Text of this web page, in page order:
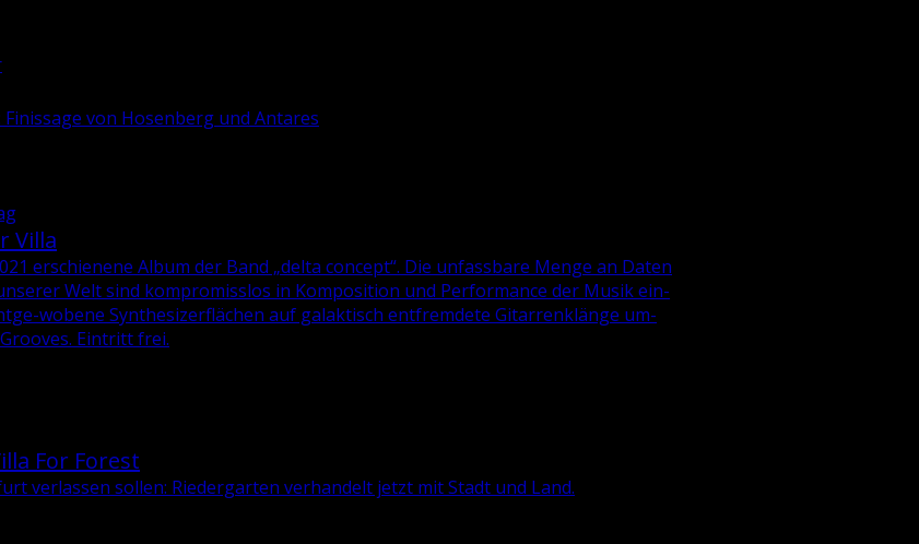
von Hosenberg und Antares
Villa
er­schie­ne­ne Album der Band „delta con­cept“. Die un­fass­ba­re Menge an Daten
Welt sind kom­pro­miss­los in Kom­po­si­ti­on und Per­for­mance der Musik ein­
wo­be­ne Syn­the­si­zer­flä­chen auf ga­lak­tisch ent­frem­de­te Gi­tar­ren­klän­ge um­
Ein­tritt frei.
For Forest
ver­las­sen sol­len: Rie­der­gar­ten ver­han­delt jetzt mit Stadt und Land.